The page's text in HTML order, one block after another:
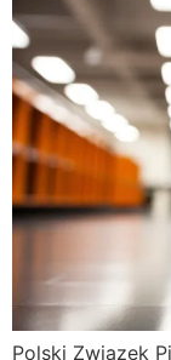
Polski Związek